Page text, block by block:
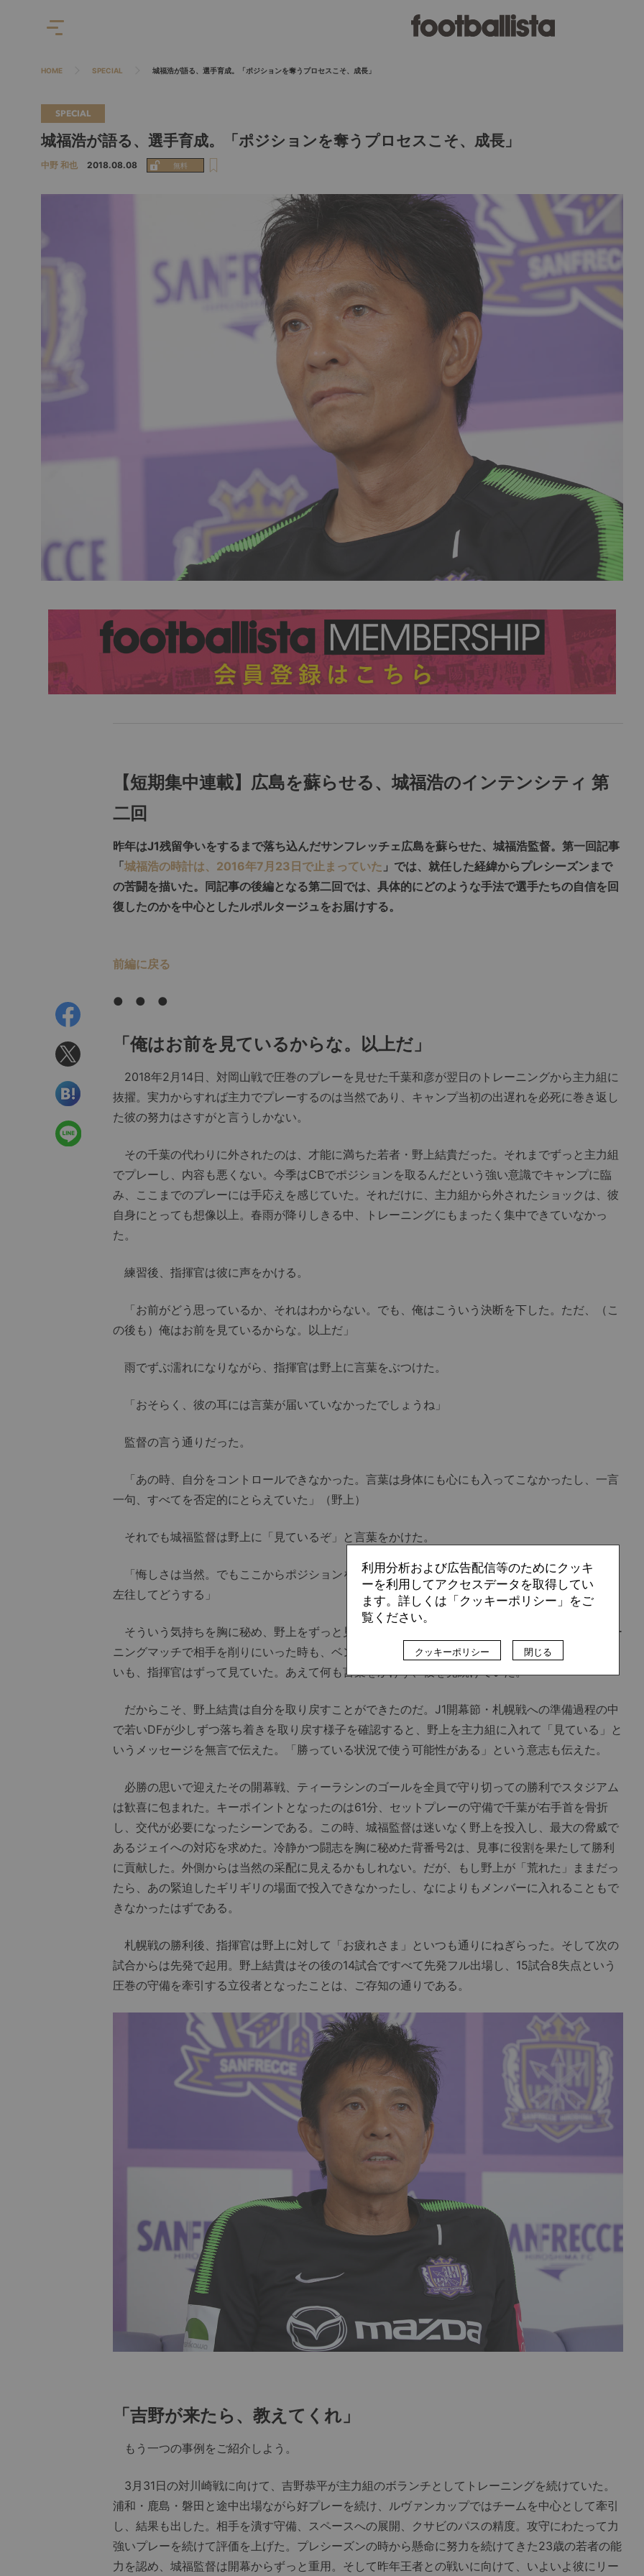
HOME SPECIAL 城福浩が語る、選手育成。「ポジションを奪うプロセスこそ、成長」
SPECIAL
城福浩が語る、選手育成。「ポジションを奪うプロセスこそ、成長」
中野 和也 2018.08.08
【短期集中連載】広島を蘇らせる、城福浩のインテンシティ 第
二回
昨年はJ1残留争いをするまで落ち込んだサンフレッチェ広島を蘇らせた、城福浩監督。第一回記事
「城福浩の時計は、2016年7月23日で止まっていた 」では、就任した経緯からプレシーズンまで
の苦闘を描いた。同記事の後編となる第二回では、具体的にどのような手法で選手たちの自信を回
復したのかを中心としたルポルタージュをお届けする。
前編に戻る
● ● ●
「俺はお前を見ているからな。以上だ」
2018年2月14日、対岡山戦で圧巻のプレーを見せた千葉和彦が翌日のトレーニングから主力組に
抜擢。実力からすれば主力でプレーするのは当然であり、キャンプ当初の出遅れを必死に巻き返し
た彼の努力はさすがと言うしかない。
その千葉の代わりに外されたのは、才能に満ちた若者・野上結貴だった。それまでずっと主力組
でプレーし、内容も悪くない。今季はCBでポジションを取るんだという強い意識でキャンプに臨
み、ここまでのプレーには手応えを感じていた。それだけに、主力組から外されたショックは、彼
自身にとっても想像以上。春雨が降りしきる中、トレーニングにもまったく集中できていなかっ
た。
練習後、指揮官は彼に声をかける。
「お前がどう思っているか、それはわからない。でも、俺はこういう決断を下した。ただ、（こ
の後も）俺はお前を見ているからな。以上だ」
雨でずぶ濡れになりながら、指揮官は野上に言葉をぶつけた。
「おそらく、彼の耳には言葉が届いていなかったでしょうね」
監督の言う通りだった。
「あの時、自分をコントロールできなかった。言葉は身体にも心にも入ってこなかったし、一言
一句、すべてを否定的にとらえていた」（野上）
それでも城福監督は野上に「見ているぞ」と言葉をかけた。
「悔しさは当然。でもここからポジションを掴みにいく立場の選手が、今回のことくらいで右往
左往してどうする」
そういう気持ちを胸に秘め、野上をずっと見ていた。気持ちが荒れた若きDFが大学生とのトレー
ニングマッチで相手を削りにいった時も、ベンチから外れたプレシーズンマッチ山口戦での振る舞
いも、指揮官はずって見ていた。あえて何も言葉をかけず、彼を見続けていた。
だからこそ、野上結貴は自分を取り戻すことができたのだ。J1開幕節・札幌戦への準備過程の中
で若いDFが少しずつ落ち着きを取り戻す様子を確認すると、野上を主力組に入れて「見ている」と
いうメッセージを無言で伝えた。「勝っている状況で使う可能性がある」という意志も伝えた。
必勝の思いで迎えたその開幕戦、ティーラシンのゴールを全員で守り切っての勝利でスタジアム
は歓喜に包まれた。キーポイントとなったのは61分、セットプレーの守備で千葉が右手首を骨折
し、交代が必要になったシーンである。この時、城福監督は迷いなく野上を投入し、最大の脅威で
あるジェイへの対応を求めた。冷静かつ闘志を胸に秘めた背番号2は、見事に役割を果たして勝利
に貢献した。外側からは当然の采配に見えるかもしれない。だが、もし野上が「荒れた」ままだっ
たら、あの緊迫したギリギリの場面で投入できなかったし、なによりもメンバーに入れることもで
きなかったはずである。
札幌戦の勝利後、指揮官は野上に対して「お疲れさま」といつも通りにねぎらった。そして次の
試合からは先発で起用。野上結貴はその後の14試合ですべて先発フル出場し、15試合8失点という
圧巻の守備を牽引する立役者となったことは、ご存知の通りである。
「吉野が来たら、教えてくれ」
もう一つの事例をご紹介しよう。
3月31日の対川崎戦に向けて、吉野恭平が主力組のボランチとしてトレーニングを続けていた。
浦和・鹿島・磐田と途中出場ながら好プレーを続け、ルヴァンカップではチームを中心として牽引
し、結果も出した。相手を潰す守備、スペースへの展開、クサビのパスの精度。攻守にわたって力
強いプレーを続けて評価を上げた。プレシーズンの時から懸命に努力を続けてきた23歳の若者の能
力を認め、城福監督は開幕からずっと重用。そして昨年王者との戦いに向けて、いよいよ彼にリー
利用分析および広告配信等のためにクッキ
ーを利用してアクセスデータを取得してい
ます。詳しくは「クッキーポリシー」をご
覧ください。
クッキーポリシー 閉じる